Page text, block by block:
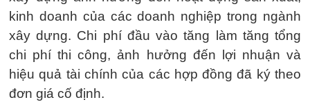
kinh doanh của các doanh nghiệp trong ngành
xây dựng. Chi phí đầu vào tăng làm tăng tổng
chi phí thi công, ảnh hưởng đến lợi nhuận và
hiệu quả tài chính của các hợp đồng đã ký theo
đơn giá cố định.